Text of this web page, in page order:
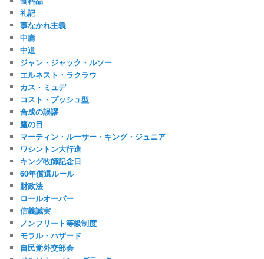
礼記
事なかれ主義
中庸
中道
ジャン・ジャック・ルソー
エルネスト・ラクラウ
カス・ミュデ
コスト・プッシュ型
合成の誤謬
鷹の目
マーティン・ルーサー・キング・ジュニア
ワシントン大行進
キング牧師記念日
60年償還ルール
財政法
ロールオーバー
信義誠実
ノンフリート等級制度
モラル・ハザード
自民党外交部会